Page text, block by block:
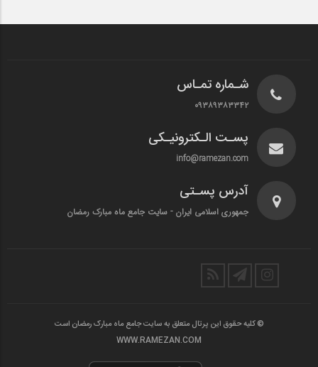
شـماره تمـاس
۰۹۳۸۹۳۸۳۳۴۲
پسـت الـکترونیـکی
info@ramezan.com
آدرس پسـتی
جمهوری اسلامی ایران - سایت جامع ماه مبارک رمضان
© کلیه حقوق این پرتال متعلق به سایت جامع ماه مبارک رمضان است
WWW.RAMEZAN.COM